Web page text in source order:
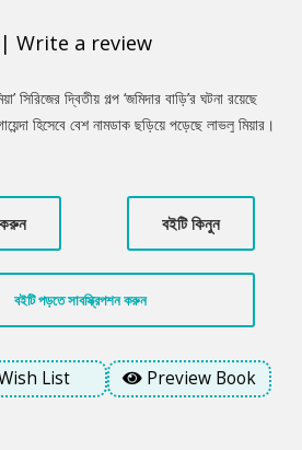
| Write a review
সিরিজের দ্বিতীয় গল্প ‘জমিদার বাড়ি’র ঘটনা রয়েছে
হিসেবে বেশ নামডাক ছড়িয়ে পড়েছে লাভলু মিয়ার।
শেষ উত্তরসূরী প্রবাসী সুদীপ্ত রায় চৌধুরী। নাড়ির
আর এ রহস্য উন্মোচন করতে সুদীপ্ত রায় শরণাপন্ন
গল্পের ঘনঘটা এখান থেকেই...
করুন বইটি কিনুন
বইটি পড়তে সাবস্ক্রিপশন করুন
List Preview Book